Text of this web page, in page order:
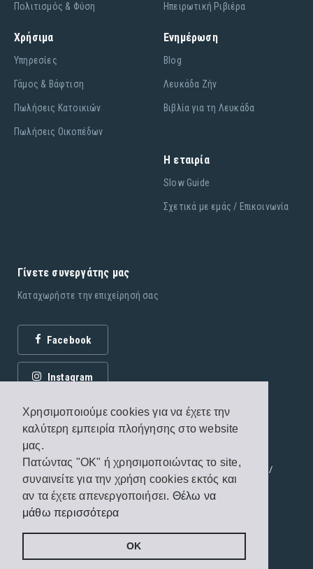
Χρησιμοποιούμε cookies για να έχετε την
καλύτερη εμπειρία πλοήγησης στο website
μας.
Πατώντας "OK" ή χρησιμοποιώντας το site,
συναινείτε για την χρήση cookies εκτός και
αν τα έχετε απενεργοποιήσει. Θέλω να
μάθω περισσότερα
OK
Πολιτισμός & Φύση Ηπειρωτική Ριβιέρα
Χρήσιμα
Υπηρεσίες
Γάμος & Βάφτιση
Πωλήσεις Κατοικιών
Πωλήσεις Οικοπέδων
Ενημέρωση
Blog
Λευκάδα Ζήν
Βιβλία για τη Λευκάδα
Η εταιρία
Slow Guide
Σχετικά με εμάς / Επικοινωνία
Γίνετε συνεργάτης μας
Καταχωρήστε την επιχείρησή σας
Facebook
Instagram
© 2026 Εκδόσεις Fagottobooks. All rights reserved. /
Όροι χρήσης
/ Πολιτική προστασίας
Handcrafted by